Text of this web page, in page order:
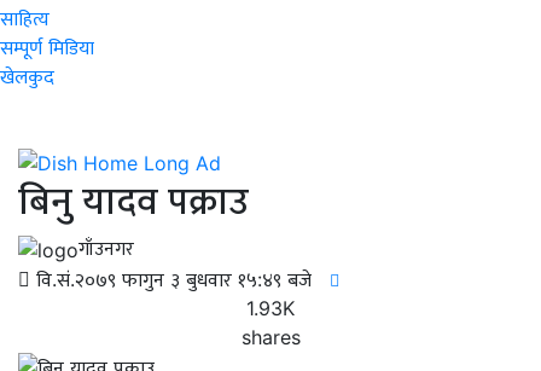
साहित्य
सम्पूर्ण मिडिया
खेलकुद
बिनु यादव पक्राउ
गाँउनगर
वि.सं.२०७९ फागुन ३ बुधवार १५:४९ बजे
1.93K
shares